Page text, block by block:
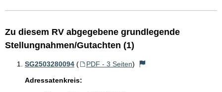
Zu diesem RV abgegebene grundlegende
Stellungnahmen/Gutachten (1)
SG2503280094 ( PDF - 3 Seiten)
Adressatenkreis: